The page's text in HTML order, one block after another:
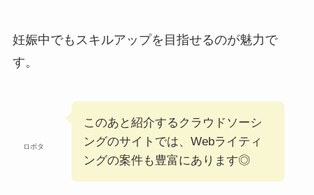
妊娠中でもスキルアップを目指せるのが魅力で
す。
ロボタ
このあと紹介するクラウドソーシ
ングのサイトでは、Webライティ
ングの案件も豊富にあります◎